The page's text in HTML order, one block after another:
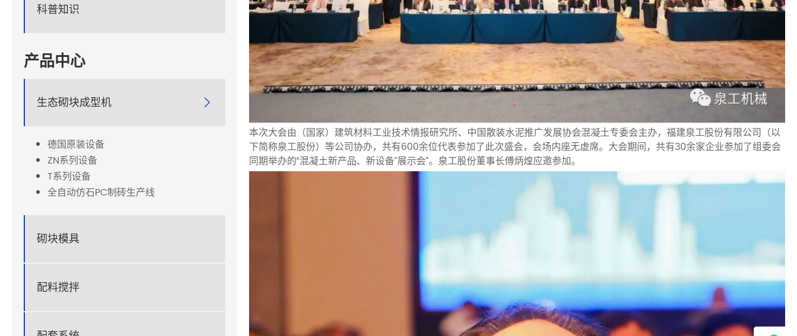
科普知识
产品中心
生态砌块成型机 
德国原装设备
ZN系列设备
T系列设备
全自动仿石PC制砖生产线
砌块模具
配料搅拌
本次大会由（国家）建筑材料工业技术情报研究所、中国散装水泥推广发展协会混凝土专委会主办，福建泉工股份有限公司（以
下简称泉工股份）等公司协办，共有600余位代表参加了此次盛会，会场内座无虚席。大会期间，共有30余家企业参加了组委会
同期举办的“混凝土新产品、新设备”展示会”。泉工股份董事长傅炳煌应邀参加。